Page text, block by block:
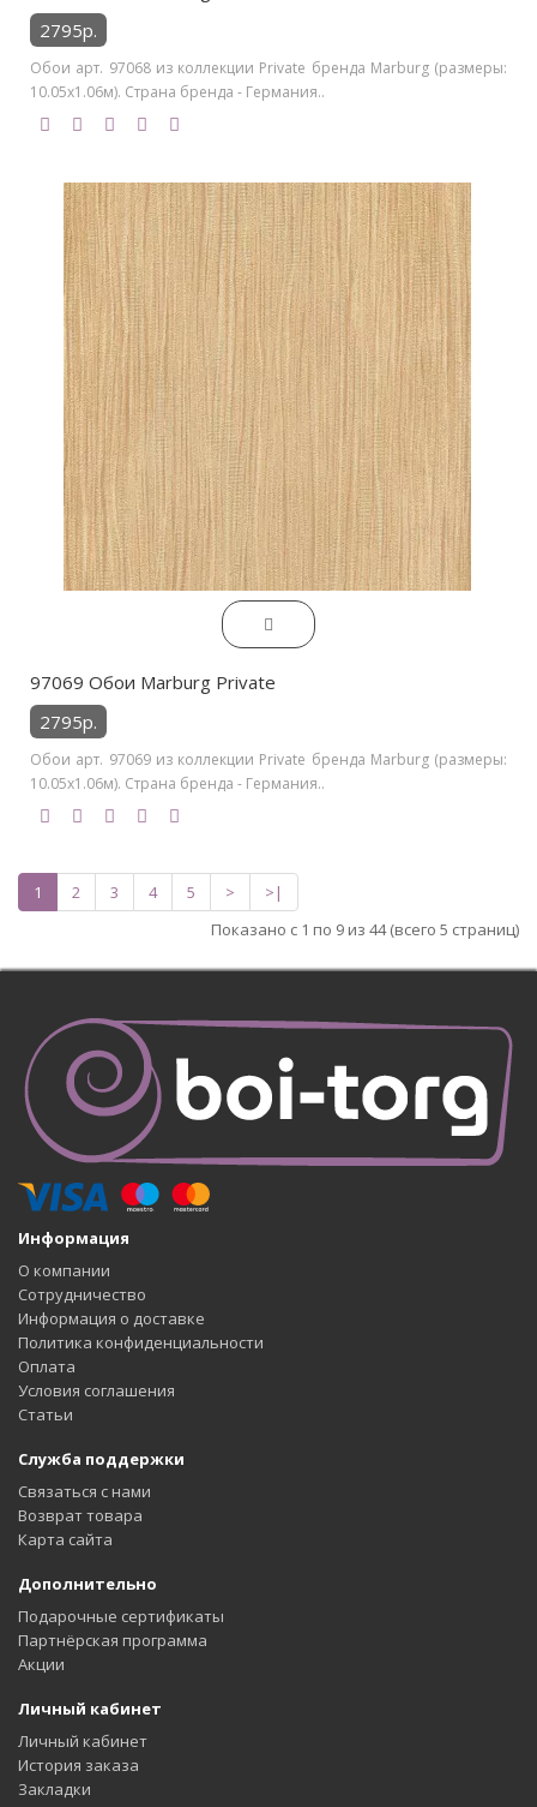
2795р.
Обои арт. 97068 из коллекции Private бренда Marburg (размеры:
10.05х1.06м). Страна бренда - Германия..
97069 Обои Marburg Private
2795р.
Обои арт. 97069 из коллекции Private бренда Marburg (размеры:
10.05х1.06м). Страна бренда - Германия..
1 2 3 4 5 >
>|
Показано с 1 по 9 из 44 (всего 5 страниц)
Информация
О компании
Сотрудничество
Информация о доставке
Политика конфиденциальности
Оплата
Условия соглашения
Статьи
Служба поддержки
Связаться с нами
Возврат товара
Карта сайта
Дополнительно
Подарочные сертификаты
Партнёрская программа
Акции
Личный кабинет
Личный кабинет
История заказа
Закладки